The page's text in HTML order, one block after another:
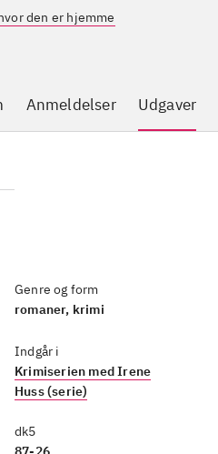
den er hjemme
Anmeldelser Udgaver
Genre og form
romaner, krimi
Indgår i
Krimiserien med Irene
Huss (serie)
dk5